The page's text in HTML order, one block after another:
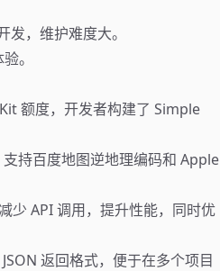
发，维护难度大。
。
额度，开发者构建了 Simple
持百度地图逆地理编码和 Apple
少 API 调用，提升性能，同时优
返回格式，便于在多个项目